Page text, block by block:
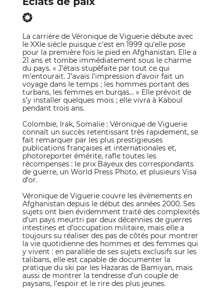
La carrière de Véronique de Viguerie débute avec
le XXIe siècle puisque c’est en 1999 qu’elle pose
pour la première fois le pied en Afghanistan. Elle a
21 ans et tombe immédiatement sous le charme
du pays. « J’étais stupéfaite par tout ce qui
m’entourait. J’avais l’impression d’avoir fait un
voyage dans le temps ; les hommes portant des
turbans, les femmes en burqas… » Elle prévoit de
s’y installer quelques mois ; elle vivra à Kaboul
pendant trois ans.
Colombie, Irak, Somalie : Véronique de Viguerie
connaît un succès retentissant très rapidement, se
fait remarquer par les plus prestigieuses
publications françaises et internationales et,
photoreporter émérite, rafle toutes les
récompenses : le prix Bayeux des correspondants
de guerre, un World Press Photo, et plusieurs Visa
d’or.
Véronique de Viguerie couvre les évènements en
Afghanistan depuis le début des années 2000. Ses
sujets ont bien évidemment traité des complexités
d’un pays meurtri par deux décennies de guerres
intestines et d’occupation militaire, mais elle a
toujours su réaliser des pas de côtés pour montrer
la vie quotidienne des hommes et des femmes qui
y vivent : en parallèle de ses sujets exclusifs sur les
talibans, elle est capable de documenter la
pratique du ski par les Hazaras de Bamiyan, mais
aussi de montrer la tendresse d’un couple de
paysans, l’espoir et le rire des plus jeunes.